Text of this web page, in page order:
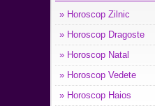
» Horoscop Zilnic
» Horoscop Dragoste
» Horoscop Natal
» Horoscop Vedete
» Horoscop Haios